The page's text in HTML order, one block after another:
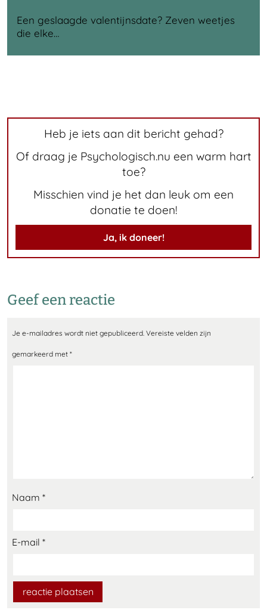
Een geslaagde valentijnsdate? Zeven weetjes
die elke…
Heb je iets aan dit bericht gehad?
Of draag je Psychologisch.nu een warm hart
toe?
Misschien vind je het dan leuk om een
donatie te doen!
Ja, ik doneer!
Geef een reactie
Je e-mailadres wordt niet gepubliceerd. Vereiste velden zijn
gemarkeerd met *
Naam *
E-mail *